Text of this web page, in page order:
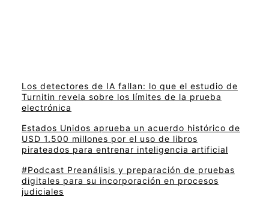
Los detectores de IA fallan: lo que el estudio de
Turnitin revela sobre los límites de la prueba
electrónica
Estados Unidos aprueba un acuerdo histórico de
USD 1.500 millones por el uso de libros
pirateados para entrenar inteligencia artificial
#Podcast Preanálisis y preparación de pruebas
digitales para su incorporación en procesos
judiciales